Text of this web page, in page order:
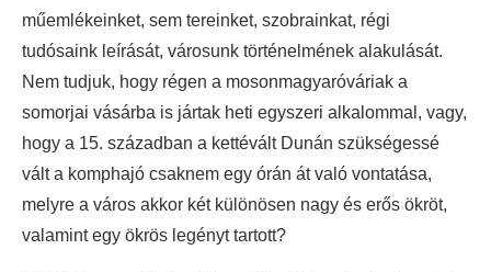
műemlékeinket, sem tereinket, szobrainkat, régi
tudósaink leírását, városunk történelmének alakulását.
Nem tudjuk, hogy régen a mosonmagyaróváriak a
somorjai vásárba is jártak heti egyszeri alkalommal, vagy,
hogy a 15. században a kettévált Dunán szükségessé
vált a komphajó csaknem egy órán át való vontatása,
melyre a város akkor két különösen nagy és erős ökröt,
valamint egy ökrös legényt tartott?